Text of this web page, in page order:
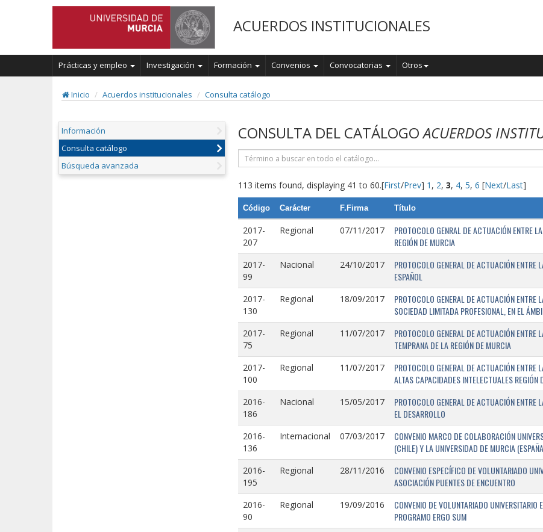
ACUERDOS INSTITUCIONALES
Prácticas y empleo Investigación Formación Convenios Convocatorias Otros
Inicio Acuerdos institucionales Consulta catálogo
Información
Consulta catálogo
Búsqueda avanzada
CONSULTA DEL CATÁLOGOACUERDOS
113 items found, displaying 41 to 60.[First/Prev] 1 , 2, 3, 4, 5, 6 [Next/Last]
Código Carácter F.Firma Título
2017-
207
Regional 07/11/2017
PROTOCOLO GENRAL DE ACTUACIÓN ENTRE
REGIÓN DE MURCIA
2017-
99
Nacional 24/10/2017
PROTOCOLO GENERAL DE ACTUACIÓN
ESPAÑOL
2017-
130
Regional 18/09/2017
PROTOCOLO GENERAL DE ACTUACIÓN
SOCIEDAD LIMITADA PROFESIONAL, EN EL
2017-
75
Regional 11/07/2017
PROTOCOLO GENERAL DE ACTUACIÓN
TEMPRANA DE LA REGIÓN DE MURCIA
2017-
100
Regional 11/07/2017
PROTOCOLO GENERAL DE ACTUACIÓN
ALTAS CAPACIDADES INTELECTUALES REGIÓN
2016-
186
Nacional 15/05/2017
PROTOCOLO GENERAL DE ACTUACIÓN
EL DESARROLLO
2016-
136
Internacional 07/03/2017
CONVENIO MARCO DE COLABORACIÓN
(CHILE) Y LA UNIVERSIDAD DE MURCIA
2016-
195
Regional 28/11/2016
CONVENIO ESPECÍFICO DE VOLUNTARIADO
ASOCIACIÓN PUENTES DE ENCUENTRO
2016-
90
Regional 19/09/2016
CONVENIO DE VOLUNTARIADO
PROGRAMO ERGO SUM